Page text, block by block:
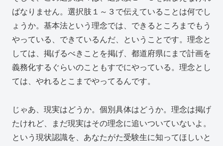
ばなりません。選択肢１～３で伝えていることは何でし
ょうか。基本法という理念では、できるところまでもう
やっている、できているんだ、ということです。理念と
しては、掲げるべきことを掲げ、都道府県にまで計画を
義務化するぐらいのこともすでにやっている。理念とし
ては、やれるとこまでやってるんです。
じゃあ、現実はどうか。個別具体はどうか。理念は掲げ
たけれど、まだ現実はその理念に追いついていないよ。
という現状認識を、あなたがた受験生に知ってほしいと